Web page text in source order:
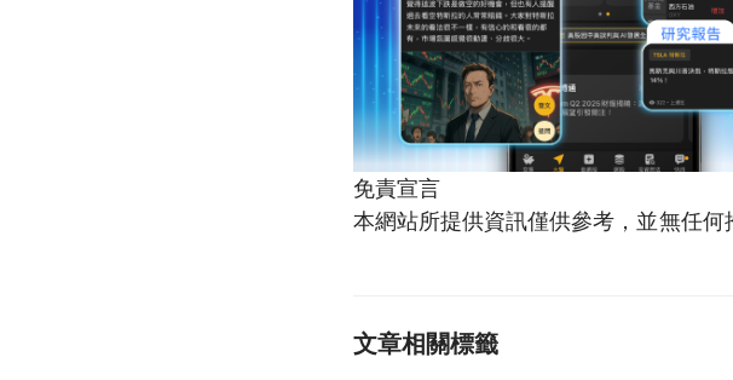
免責宣言
本網站所提供資訊僅供參考，並無任
文章相關標籤